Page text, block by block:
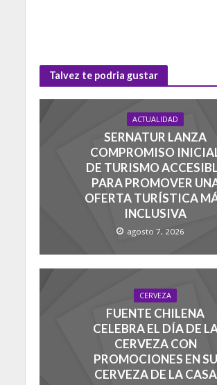
Talvez te podria gustar
ACTUALIDAD
SERNATUR LANZA
COMPROMISO
DE TURISMO
PARA PROMOVER
OFERTA TURÍSTICA
INCLUSIVA
agosto 7, 2026
CERVEZA
FUENTE CHILENA
CELEBRA EL DÍA DE
CERVEZA CON
PROMOCIONES EN SU
CERVEZA DE LA CASA